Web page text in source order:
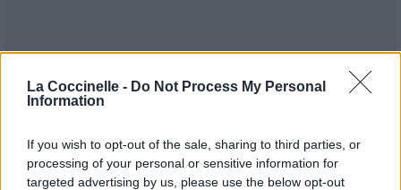
La Coccinelle - Do Not Process My Personal
Information
If you wish to opt-out of the sale, sharing to third parties, or
processing of your personal or sensitive information for
targeted advertising by us, please use the below opt-out
Publié parValere J 5328 2 2 4 le 6 avril 2020 à
14h19.